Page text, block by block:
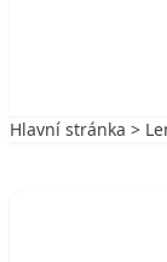
Hlavní stránka >